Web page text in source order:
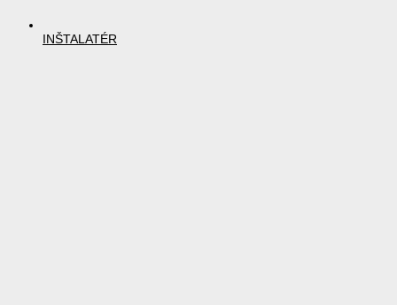
INŠTALATÉR